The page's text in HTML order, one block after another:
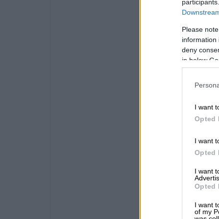
Please
information
deny
in below
I want
Opted
I want
Opted
I want
Opted
I want
of my
View this post